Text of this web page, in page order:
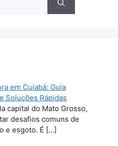
em Cuiabá: Guia
Soluções Rápidas
capital do Mato Grosso,
desafios comuns de
e esgoto. É […]